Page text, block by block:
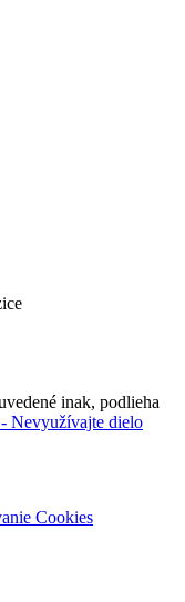
inak, podlieha
Nevyužívajte dielo
Cookies